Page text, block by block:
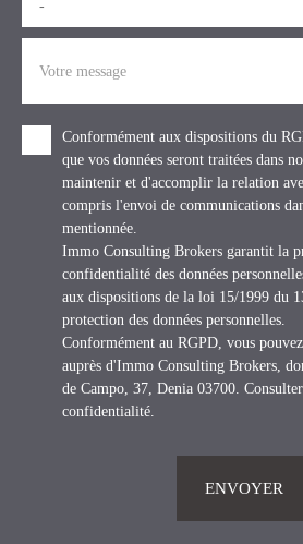
-
Votre message
Conformément aux dispositions du
que vos données seront traitées dans
maintenir et d'accomplir la relation
compris l'envoi de communications
mentionnée.
Immo Consulting Brokers garantit la
confidentialité des données
aux dispositions de la loi 15/1999 du
protection des données personnelles.
Conformément au RGPD, vous
auprès d'Immo Consulting Brokers,
de Campo, 37, Denia 03700. Consulter
confidentialité
ENVOYER